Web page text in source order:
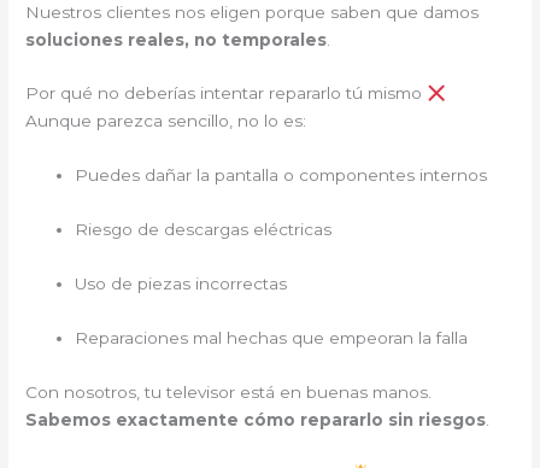
Nuestros clientes nos eligen porque saben que damos
soluciones reales, no temporales
Por qué no deberías intentar repararlo tú mismo
Aunque parezca sencillo, no lo es:
Puedes dañar la pantalla o componentes internos
Riesgo de descargas eléctricas
Uso de piezas incorrectas
Reparaciones mal hechas que empeoran la falla
Con nosotros, tu televisor está en buenas manos.
Sabemos exactamente cómo repararlo sin riesgos